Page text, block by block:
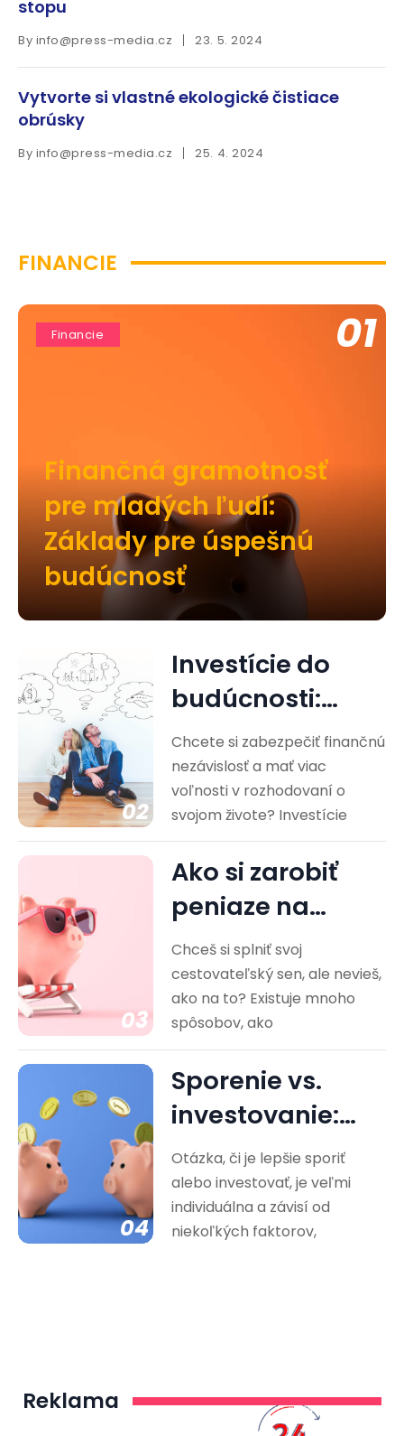
stopu
By info@press-media.cz 23. 5. 2024
Vytvorte si vlastné ekologické čistiace
obrúsky
By info@press-media.cz 25. 4. 2024
FINANCIE
Financie 01
Finančná gramotnosť
pre mladých ľudí:
Základy pre úspešnú
budúcnosť
02
Investície do
budúcnosti:
Cesta k
finančnej
nezávislosti
Chcete si zabezpečiť finančnú
nezávislosť a mať viac
voľnosti v rozhodovaní o
svojom živote? Investície
03
Ako si zarobiť
peniaze na
cestovanie?
Praktické rady
Chceš si splniť svoj
cestovateľský sen, ale nevieš,
ako na to? Existuje mnoho
spôsobov, ako
04
Sporenie vs.
investovanie:
Ktorá cesta je
pre vás…
Otázka, či je lepšie sporiť
alebo investovať, je veľmi
individuálna a závisí od
niekoľkých faktorov,
Reklama